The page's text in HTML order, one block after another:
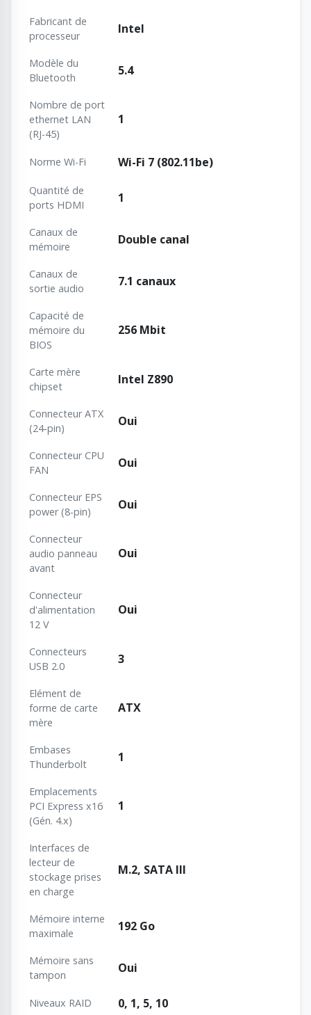
Fabricant de
processeur
Intel
Modèle du
Bluetooth
5.4
Nombre de port
ethernet LAN
(RJ-45)
1
Norme Wi-Fi Wi-Fi 7 (802.11be)
Quantité de
ports HDMI
1
Canaux de
mémoire
Double canal
Canaux de
sortie audio
7.1 canaux
Capacité de
mémoire du
BIOS
256 Mbit
Carte mère
chipset
Intel Z890
Connecteur ATX
(24-pin)
Oui
Connecteur CPU
FAN
Oui
Connecteur EPS
power (8-pin)
Oui
Connecteur
audio panneau
avant
Oui
Connecteur
d'alimentation
12 V
Oui
Connecteurs
USB 2.0
3
Elément de
forme de carte
mère
ATX
Embases
Thunderbolt
1
Emplacements
PCI Express x16
(Gén. 4.x)
1
Interfaces de
lecteur de
stockage prises
en charge
M.2, SATA III
Mémoire interne
maximale
192 Go
Mémoire sans
tampon
Oui
Niveaux RAID 0, 1, 5, 10